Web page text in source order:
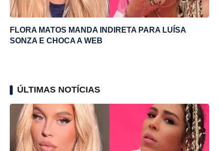
FLORA MATOS MANDA INDIRETA PARA LUÍSA
SONZA E CHOCA A WEB
ÚLTIMAS NOTÍCIAS